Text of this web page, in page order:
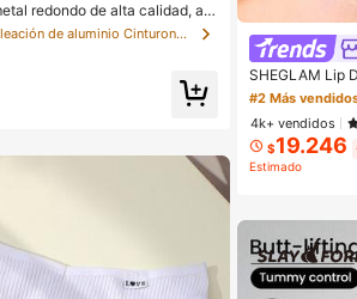
redondo de alta calidad, ad
verano
en Aleación de aluminio Cinturones y cinturones de
SHEGLAM Lip
age Lip Combo
aje Para
#2 Más
4k+ vendidos
$19.246
Estimado